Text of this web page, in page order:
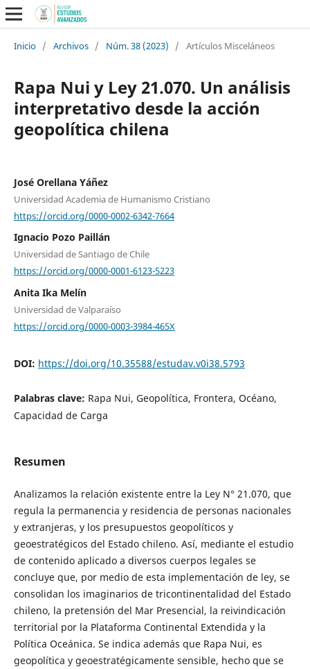
Inicio / Archivos / Núm. 38 (2023) / Artículos Misceláneos
Rapa Nui y Ley 21.070. Un análisis
interpretativo desde la acción
geopolítica chilena
José Orellana Yáñez
Universidad Academia de Humanismo Cristiano
https://orcid.org/0000-0002-6342-7664
Ignacio Pozo Paillán
Universidad de Santiago de Chile
https://orcid.org/0000-0001-6123-5223
Anita Ika Melín
Universidad de Valparaíso
https://orcid.org/0000-0003-3984-465X
DOI: https://doi.org/10.35588/estudav.v0i38.5793
Palabras clave: Rapa Nui, Geopolítica, Frontera, Océano,
Capacidad de Carga
Resumen
Analizamos la relación existente entre la Ley N° 21.070, que
regula la permanencia y residencia de personas nacionales
y extranjeras, y los presupuestos geopolíticos y
geoestratégicos del Estado chileno. Así, mediante el estudio
de contenido aplicado a diversos cuerpos legales se
concluye que, por medio de esta implementación de ley, se
consolidan los imaginarios de tricontinentalidad del Estado
chileno, la pretensión del Mar Presencial, la reivindicación
territorial por la Plataforma Continental Extendida y la
Política Oceánica. Se indica además que Rapa Nui, es
geopolítica y geoestratégicamente sensible, hecho que se